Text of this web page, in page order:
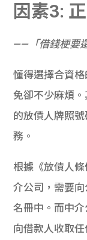
因素3:
——「借錢梗要
懂得選擇合資
免卻不少麻煩
的放債人牌照
務。
根據《放債人
介公司，需要
名冊中。而中
向借款人收取任